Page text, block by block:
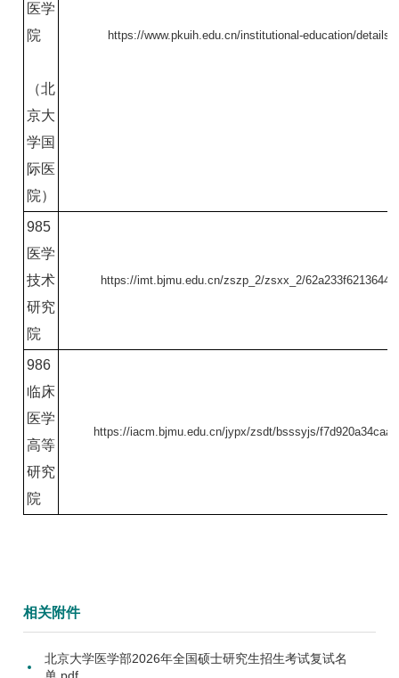
医学
院
（北
京大
学国
际医
院）
https://www.pkuih.edu.cn/institutional-education/
985
医学
技术
研究
院
https://imt.bjmu.edu.cn/zszp_2/zsxx_2/
986
临床
医学
高等
研究
院
https://iacm.bjmu.edu.cn/jypx/zsdt/bsssyjs/
相关附件
北京大学医学部2026年全国硕士研究生招生考试复试名